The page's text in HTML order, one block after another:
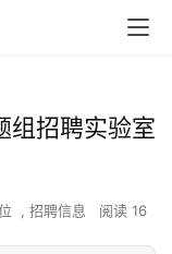
组招聘实验室
, 招聘信息 阅读 16